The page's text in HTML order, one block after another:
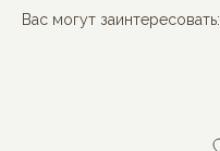
Вас могут заинтересовать: